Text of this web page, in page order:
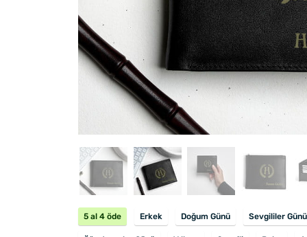
5 al 4 öde Erkek Doğum Günü Sevgililer Günü